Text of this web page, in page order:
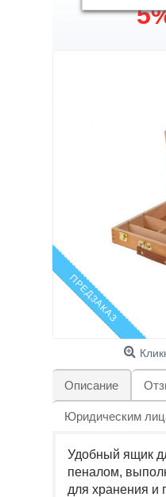
ПРЕДЗАКАЗ
Описание
Юридическим
Удобный ящик
пеналом,
для хранения и